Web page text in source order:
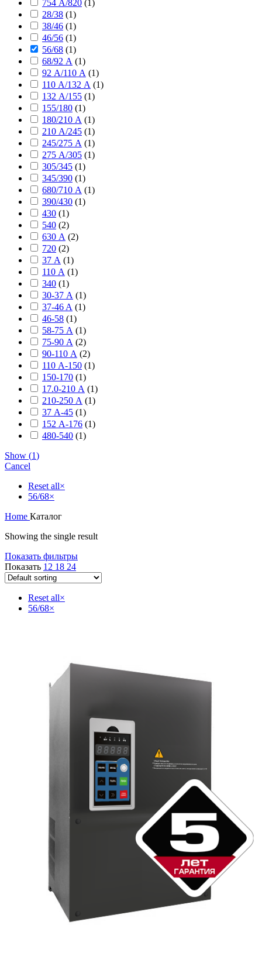
754 А/820 (1 )
28/38 (1)
38/46 (1)
46/56 (1)
56/68 (1)
68/92 А (1)
92 А/110 А (1)
110 А/132 А (1)
132 А/155 (1)
155/180 (1)
180/210 А (1)
210 А/245 (1)
245/275 А (1)
275 А/305 (1)
305/345 (1)
345/390 (1)
680/710 А (1)
390/430 (1)
430 (1)
540 (2)
630 А (2)
720 (2)
37 А (1)
110 А (1)
340 (1)
30-37 А (1)
37-46 A (1)
46-58 (1)
58-75 А (1)
75-90 А (2)
90-110 А (2)
110 А-150 (1)
150-170 (1)
17.0-210 А (1)
210-250 А (1)
37 А-45 (1)
152 А-176 (1)
480-540 (1)
Show (1)
Cancel
Reset all×
56/68×
Home Каталог
Showing the single result
Показать фильтры
Показать 12 18 24
Reset all×
56/68×